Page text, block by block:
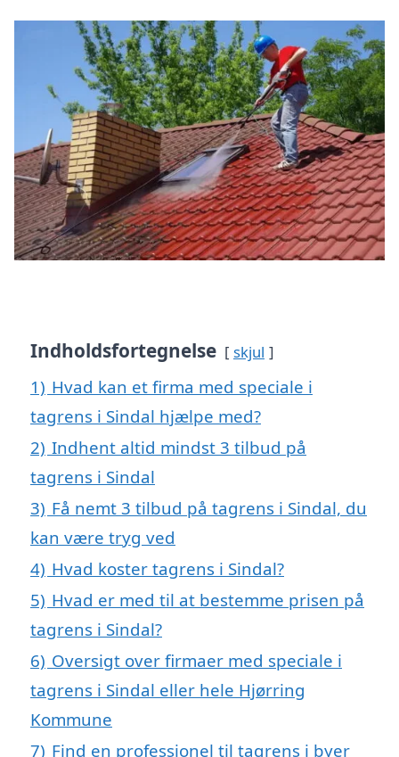
Indholdsfortegnelse skjul
1) Hvad kan et firma med speciale i
tagrens i Sindal hjælpe med?
2) Indhent altid mindst 3 tilbud på
tagrens i Sindal
3) Få nemt 3 tilbud på tagrens i Sindal, du
kan være tryg ved
4) Hvad koster tagrens i Sindal?
5) Hvad er med til at bestemme prisen på
tagrens i Sindal?
6) Oversigt over firmaer med speciale i
tagrens i Sindal eller hele Hjørring
Kommune
7) Find en professionel til tagrens i byer